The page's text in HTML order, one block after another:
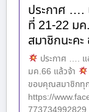
ประกาศ ….
ที่ 21-22 ม
สมาชิกนะค
ประกาศ ….
มค.66 แล้วจ้า
ขอบคุณสมาชิกทุ
https://